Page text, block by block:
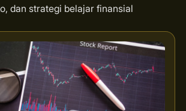
dan strategi belajar finansial